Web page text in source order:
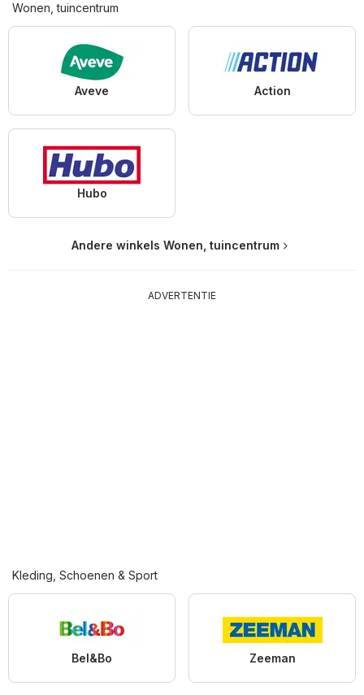
Wonen, tuincentrum
Aveve Action
Hubo
Andere winkels Wonen, tuincentrum
ADVERTENTIE
Kleding, Schoenen & Sport
Bel&Bo Zeeman